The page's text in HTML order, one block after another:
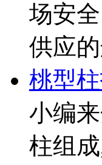
场安
供应
桃型
小编
柱组